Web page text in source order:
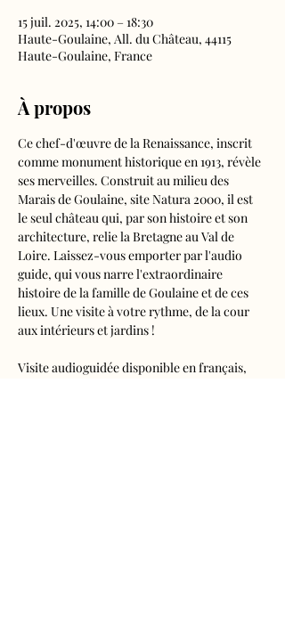
15 juil. 2025, 14:00 – 18:30
Haute-Goulaine, All. du Château, 44115
Haute-Goulaine, France
À propos
Ce chef-d'œuvre de la Renaissance, inscrit
comme monument historique en 1913, révèle
ses merveilles. Construit au milieu des
Marais de Goulaine, site Natura 2000, il est
le seul château qui, par son histoire et son
architecture, relie la Bretagne au Val de
Loire. Laissez-vous emporter par l'audio
guide, qui vous narre l'extraordinaire
histoire de la famille de Goulaine et de ces
lieux. Une visite à votre rythme, de la cour
aux intérieurs et jardins !
Visite audioguidée disponible en français,